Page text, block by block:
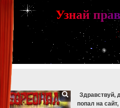
[phpBB Debug] PHP Warning : in file [ROOT]/
mysqli_fetch_assoc(): Couldn't fetch mysqli_result
[phpBB Debug] PHP Warning: in file[ROOT]/
mysqli_free_result(): Couldn't fetch mysqli_result
[phpBB Debug] PHP Warning
[ROOT]/
mysqli_fetch_assoc(): Couldn't fetch mysqli_result
[phpBB Debug] PHP Warning
: in file [ROOT]/
mysqli_free_result(): Couldn't fetch mysqli_result
[phpBB Debug] PHP Warning: in file [ROOT]/
mysqli_fetch_assoc(): Couldn't fetch mysqli_result
[phpBB Debug] PHP Warning
[ROOT]/
mysqli_free_result(): Couldn't fetch mysqli_result
Узнай прав
Здравствуй,
попал на